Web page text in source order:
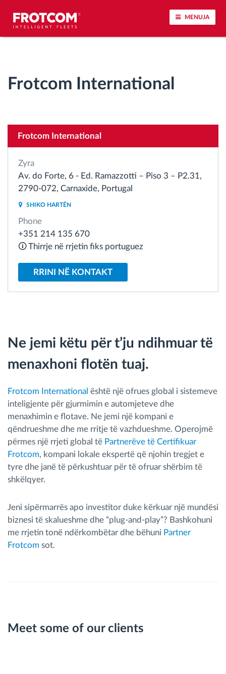
MENUJA
Monitorimi i kohës së ngasjes
Shkarko tahografin nga distanca
Qasja e kontrollit
Menaxhimi i karburantit
Planifikimi dhe monitorimi rrugor
Identifikim automatik i shoferëve
Si të zgjidhim çdo kërkëse të aktivitetit të flotës
Llogaritësi i Kursimeve
Frotcom International
Frotcom International
Zyra
Av. do Forte, 6 - Ed. Ramazzotti – Piso 3 – P2.31,
2790-072, Carnaxide, Portugal
SHIKO HARTËN
Phone
+351 214 135 670
🛈 Thirrje në rrjetin fiks portuguez
RRINI NË KONTAKT
Ne jemi këtu për t’ju ndihmuar të
menaxhoni flotën tuaj.
Frotcom International është një ofrues global i sistemeve
inteligjente për gjurmimin e automjeteve dhe
menaxhimin e flotave. Ne jemi një kompani e
qëndrueshme dhe me rritje të vazhdueshme. Operojmë
përmes një rrjeti global të Partnerëve të Certifikuar
Frotcom, kompani lokale ekspertë që njohin tregjet e
tyre dhe janë të përkushtuar për të ofruar shërbim të
shkëlqyer.
Jeni sipërmarrës apo investitor duke kërkuar një mundësi
biznesi të skalueshme dhe “plug-and-play”? Bashkohuni
me rrjetin tonë ndërkombëtar dhe bëhuni Partner
Frotcom sot.
Meet some of our clients